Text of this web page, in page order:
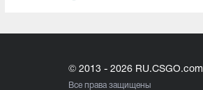
© 2013 - 2026 RU.CSGO.com
Все права защищены